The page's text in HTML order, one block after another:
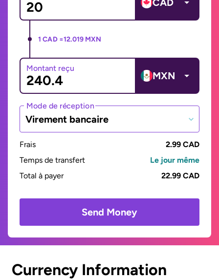
CAD
1 CAD =12.019 MXN
Montant reçu
MXN
Mode de réception
Virement bancaire
Frais
2.99 CAD
Temps de transfert
Le jour même
Total à payer
22.99 CAD
Send Money
Currency Information